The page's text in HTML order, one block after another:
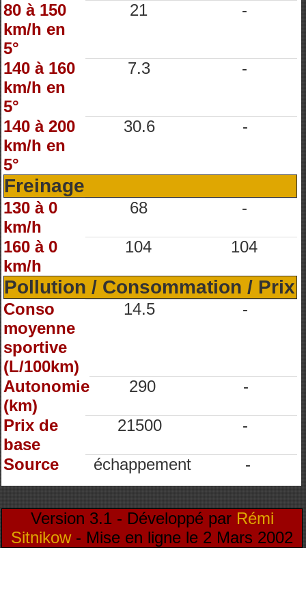
80 à 150
km/h en
5°
21 -
140 à 160
km/h en
5°
7.3 -
140 à 200
km/h en
5°
30.6 -
Freinage
130 à 0
km/h
68 -
160 à 0
km/h
104 104
Pollution / Consommation / Prix
Conso
moyenne
sportive
(L/100km)
14.5 -
Autonomie
(km)
290 -
Prix de
base
21500 -
Source échappement -
Version 3.1 - Développé par Rémi
Sitnikow- Mise en ligne le 2 Mars 2002